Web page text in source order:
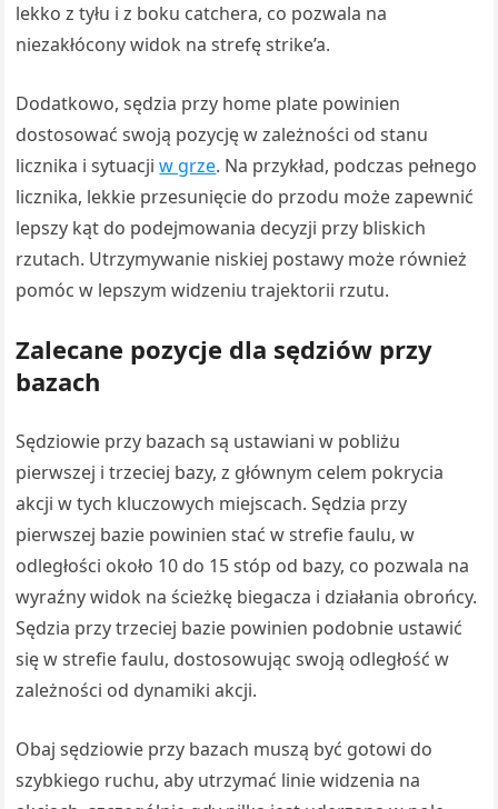
lekko z tyłu i z boku catchera, co pozwala na
niezakłócony widok na strefę strike’a.
Dodatkowo, sędzia przy home plate powinien
dostosować swoją pozycję w zależności od stanu
licznika i sytuacjiw grze. Na przykład, podczas pełnego
licznika, lekkie przesunięcie do przodu może zapewnić
lepszy kąt do podejmowania decyzji przy bliskich
rzutach. Utrzymywanie niskiej postawy może również
pomóc w lepszym widzeniu trajektorii rzutu.
Zalecane pozycje dla sędziów przy
bazach
Sędziowie przy bazach są ustawiani w pobliżu
pierwszej i trzeciej bazy, z głównym celem pokrycia
akcji w tych kluczowych miejscach. Sędzia przy
pierwszej bazie powinien stać w strefie faulu, w
odległości około 10 do 15 stóp od bazy, co pozwala na
wyraźny widok na ścieżkę biegacza i działania obrońcy.
Sędzia przy trzeciej bazie powinien podobnie ustawić
się w strefie faulu, dostosowując swoją odległość w
zależności od dynamiki akcji.
Obaj sędziowie przy bazach muszą być gotowi do
szybkiego ruchu, aby utrzymać linie widzenia na